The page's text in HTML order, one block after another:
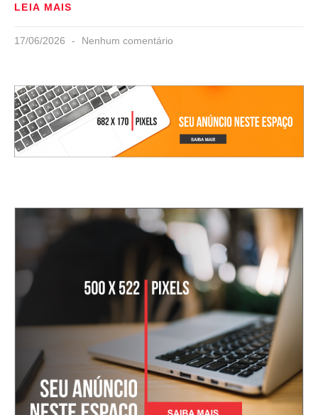
LEIA MAIS
17/06/2026 Nenhum comentário